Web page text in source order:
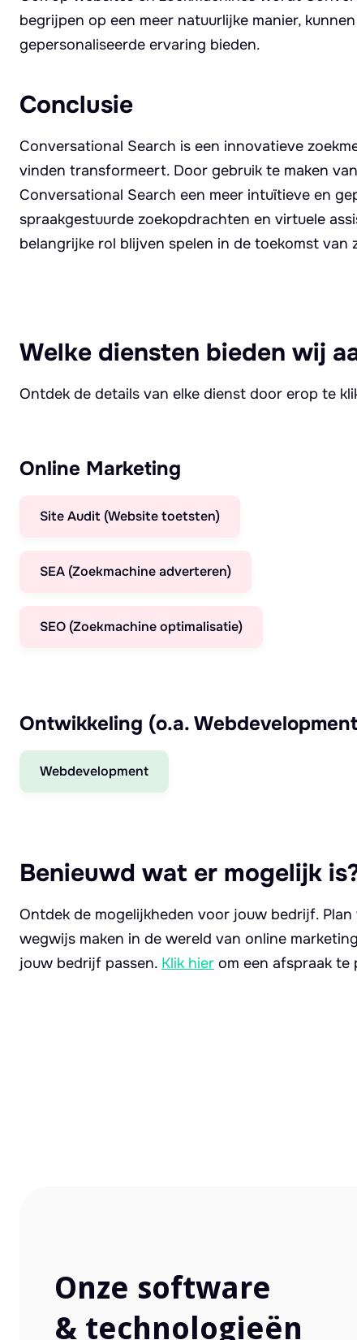
begrijpen op een meer natuurlijke manier,
gepersonaliseerde ervaring bieden.
Conclusie
Conversational Search is een innovatieve
vinden transformeert. Door gebruik te maken
Conversational Search een meer intuïtieve en
spraakgestuurde zoekopdrachten en virtuele
belangrijke rol blijven spelen in de toekomst van
Welke diensten bieden wij
Ontdek de details van elke dienst door erop te
Online Marketing
Site Audit (Website toetsten)
SEA (Zoekmachine adverteren)
SEO (Zoekmachine optimalisatie)
Ontwikkeling (o.a.
Webdevelopment
Benieuwd wat er mogelijk
Ontdek de mogelijkheden voor jouw bedrijf.
wegwijs maken in de wereld van online
jouw bedrijf passen. Klik hier om een afspraak te
Onze software
& technologieën